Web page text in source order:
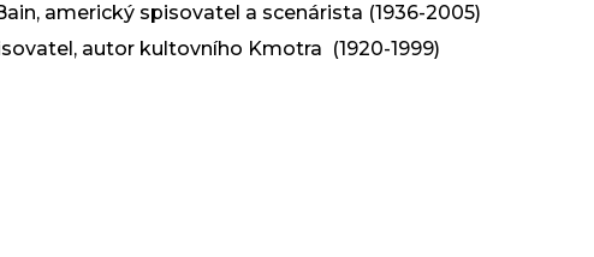
americký spisovatel a scenárista (1936-2005)
autor kultovního Kmotra (1920-1999)